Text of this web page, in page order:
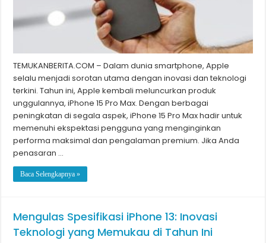
TEMUKANBERITA.COM – Dalam dunia smartphone, Apple
selalu menjadi sorotan utama dengan inovasi dan teknologi
terkini. Tahun ini, Apple kembali meluncurkan produk
unggulannya, iPhone 15 Pro Max. Dengan berbagai
peningkatan di segala aspek, iPhone 15 Pro Max hadir untuk
memenuhi ekspektasi pengguna yang menginginkan
performa maksimal dan pengalaman premium. Jika Anda
penasaran …
Baca Selengkapnya »
Mengulas Spesifikasi iPhone 13: Inovasi
Teknologi yang Memukau di Tahun Ini